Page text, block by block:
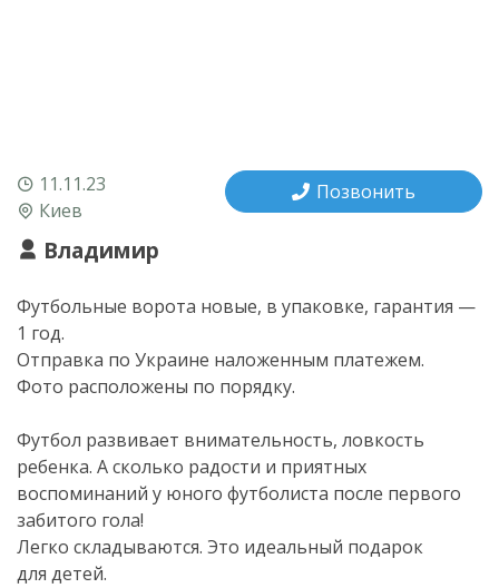
11.11.23
Киев
Владимир
Позвонить
Футбольные ворота новые, в упаковке, гарантия —
1 год.
Отправка по Украине наложенным платежем.
Фото расположены по порядку.
Футбол развивает внимательность, ловкость
ребенка. А сколько радости и приятных
воспоминаний у юного футболиста после первого
забитого гола!
Легко складываются. Это идеальный подарок
для детей.